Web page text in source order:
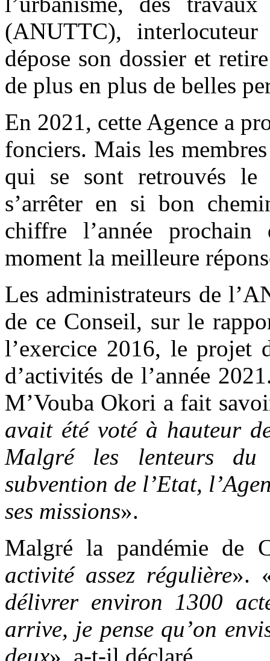
(ANUTTC), interlocuteur
dépose son dossier et
de plus en plus de belles
En 2021, cette Agence a
fonciers. Mais les
qui se sont retrouvés le
s’arrêter en si bon
chiffre l’année
moment la meilleure
Les administrateurs de
de ce Conseil, sur le
l’exercice 2016, le projet
d’activités de l’année
M’Vouba Okori a fait
avait été voté à hauteur
Malgré les lenteurs
subvention de l’Etat,
ses missions».
Malgré la pandémie de
activité assez régulière».
délivrer environ 1300
arrive, je pense qu’on
deux», a-t-il déclaré.